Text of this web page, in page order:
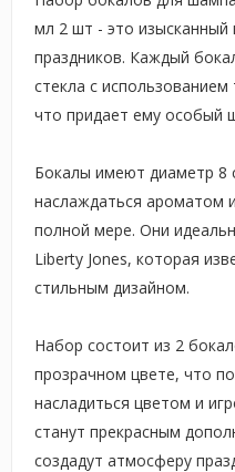
мл 2 шт - это изысканный
праздников. Каждый
стекла с
что придает ему особый
Бокалы имеют диаметр 8
наслаждаться ароматом
полной мере. Они
Liberty Jones, которая
стильным дизайном.
Набор состоит из 2
прозрачном цвете, что
насладиться цветом и
станут прекрасным
создадут атмосферу